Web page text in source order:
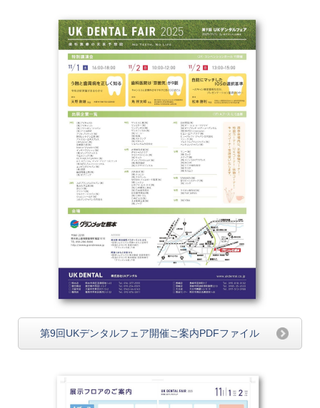
第9回UKデンタルフェア開催ご案内PDFファイル